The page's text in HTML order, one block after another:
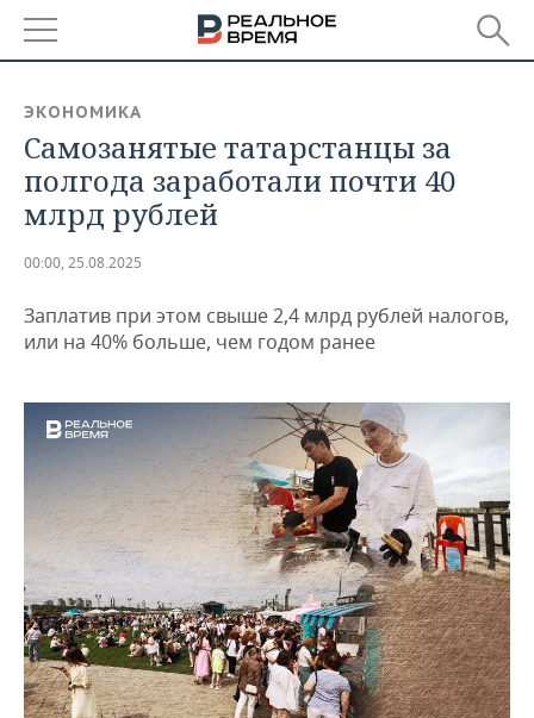
БАШКОРТОСТАН
ТАТАРСТАН
НОВОСТИ
АНАЛИТИКА
ДЕКЛАРАЦИИ О ДОХОДАХ
КОРОЛИ ГОСЗАКАЗА ПФО
ВУЗЫ ТАТАРСТАНА
КОМУ ПРИНАДЛЕЖАТ
ТОРГОВЫЕ ЦЕНТРЫ
ТАТАРСТАНА
НОВОСТИ ЭКОНОМИКИ
БЮДЖЕТ
ИНВЕСТИЦИИ
ПРОМЫШЛЕННОСТЬ
АГРОПРОМ
МАШИНОСТРОЕНИЕ
НЕФТЕХИМИЯ
НЕФТЬ
ОПК
ЭНЕРГЕТИКА
НОВОСТИ НЕДВИЖИМОСТИ
АВТО
НОВОСТИ АВТО
БИЗНЕС
НОВОСТИ БИЗНЕСА
РОЗНИЧНАЯ ТОРГОВЛЯ
ТРАНСПОРТ
УСЛУГИ
ТЕХНОЛОГИИ
НОВОСТИ ТЕХНОЛОГИЙ
IT
МЕДИА
МЕРОПРИЯТИЯ
НОВОСТИ МЕРОПРИЯТИЙ
ВЫЕЗДНАЯ РЕДАКЦИЯ
СПОРТ
НОВОСТИ СПОРТА
ОБЩЕСТВО
ЭКОНОМИКА
Самозанятые татарстанцы за
полгода заработали почти 40
млрд рублей
00:00, 25.08.2025
Заплатив при этом свыше 2,4 млрд рублей налогов,
или на 40% больше, чем годом ранее